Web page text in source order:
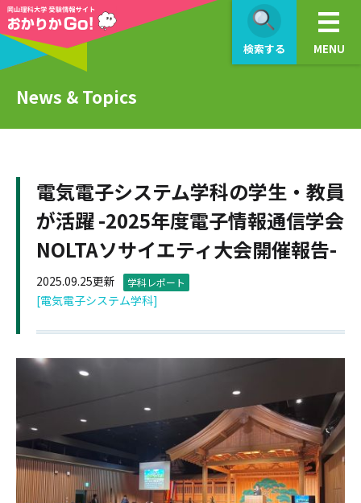
検索する MENU
News & Topics
電気電子システム学科の学生・教員
が活躍 -2025年度電子情報通信学会
NOLTAソサイエティ大会開催報告-
2025.09.25更新 学科レポート
[電気電子システム学科]